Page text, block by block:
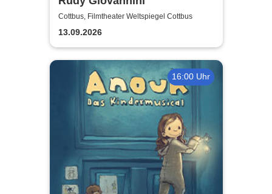
Cottbus, Filmtheater Weltspiegel Cottbus
13.09.2026
16:00 Uhr